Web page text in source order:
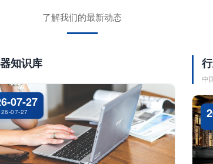
了解我们的最新动态
知识库
07-27
07-27
中